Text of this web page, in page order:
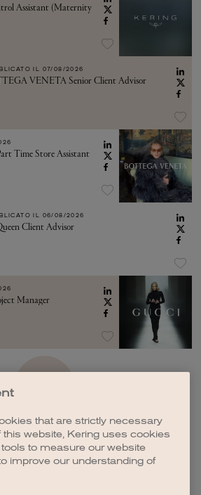
Assistant (Maternity
IL 07/08/2026
VENETA Senior Client Advisor
Time Store Assistant
IL 06/08/2026
Client Advisor
Manager
that are strictly necessary
this website, Kering uses cookies
to measure our website
improve our understanding of